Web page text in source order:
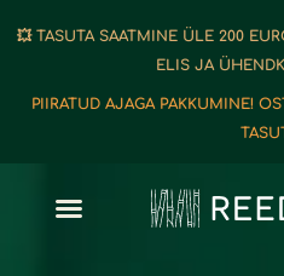
💥 TASUTA SAATMINE ÜLE 200
ELIS JA
PIIRATUD AJAGA PAKKUMINE!